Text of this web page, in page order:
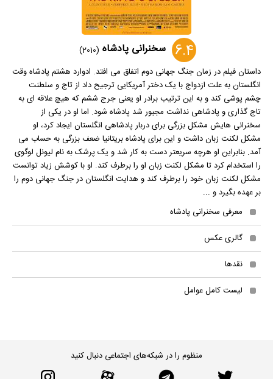
6.4 سخنرانی پادشاه (2010)
داستان فیلم در زمان جنگ جهانی دوم اتفاق می افتد. ادوارد هشتم پادشاه وقت
انگلستان به علت ازدواج با یک دختر آمریکایی ترجیح داد از تاج و سلطنت
چشم پوشی کند و به این ترتیب برادر او یعنی جرج ششم که هیچ علاقه ای به
تاج گذاری و پادشاهی نداشت مجبور شد پادشاه شود. اما او در یکی از
سخنرانی هایش مشکل بزرگی برای دربار پادشاهی انگلستان ایجاد کرد، او
مشکل لکنت زبان داشت و این برای پادشاه بریتانیا ضعف بزرگی به حساب می
آمد. بنابراین او هرچه سریعتر دست به کار شد و یک پرشک به نام لیونل لوگوی
را استخدام کرد تا مشکل لکنت زبان او را برطرف کند. او با کوشش زیاد توانست
مشکل لکنت زبان خود را برطرف کند و هدایت انگلستان در جنگ جهانی دوم را
بر عهده بگیرد و ...
معرفی سخنرانی پادشاه
گالری عکس
نقدها
لیست کامل عوامل
منظوم را در شبکه‌های اجتماعی دنبال کنید